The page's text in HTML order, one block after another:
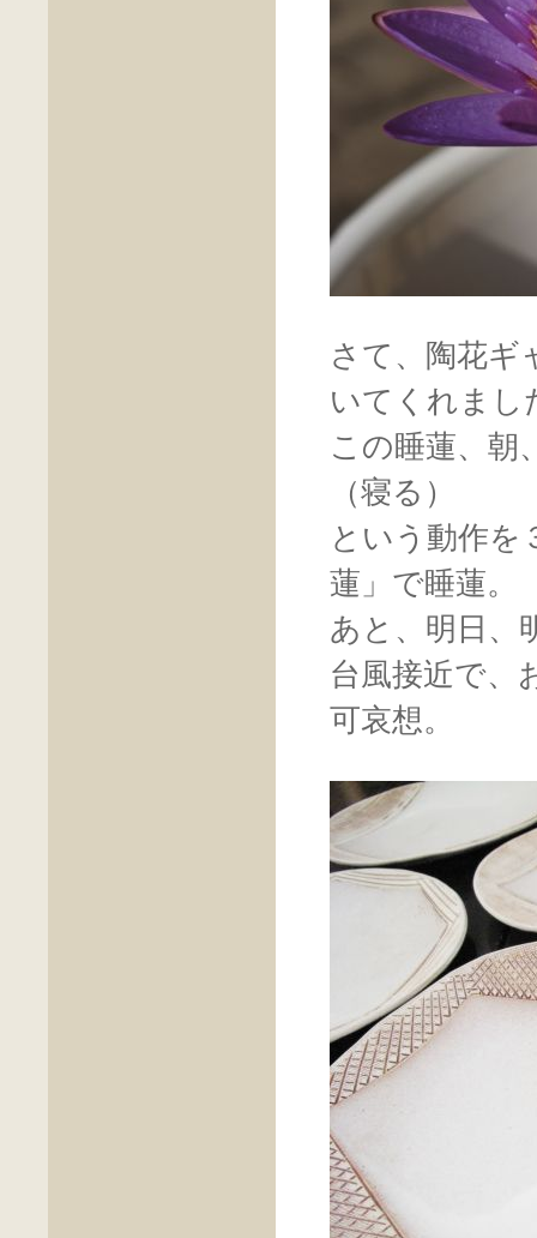
さて、陶花ギ
いてくれまし
この睡蓮、朝
（寝る）
という動作を
蓮」で睡蓮。
あと、明日、
台風接近で、
可哀想。